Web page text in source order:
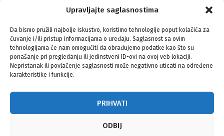
Upravljajte saglasnostima
Da bismo pružili najbolje iskustvo, koristimo tehnologije poput kolačića za
čuvanje i/ili pristup informacijama o uređaju. Saglasnost sa ovim
tehnologijama će nam omogućiti da obrađujemo podatke kao što su
ponašanje pri pregledanju ili jedinstveni ID-ovi na ovoj veb lokaciji.
Nepristanak ili povlačenje saglasnosti može negativno uticati na određene
karakteristike i funkcije.
PRIHVATI
ODBIJ
Održan radni sastanak s predstavnicima Bošnjaka
Istre